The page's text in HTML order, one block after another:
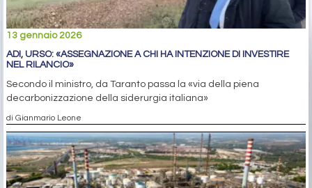
13 gennaio 2026
ADI, URSO: «ASSEGNAZIONE A CHI HA INTENZIONE DI INVESTIRE
NEL RILANCIO»
Secondo il ministro, da Taranto passa la «via della piena
decarbonizzazione della siderurgia italiana»
di Gianmario Leone